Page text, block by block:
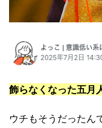
飾らなくなった五月
ウチもそうだったん